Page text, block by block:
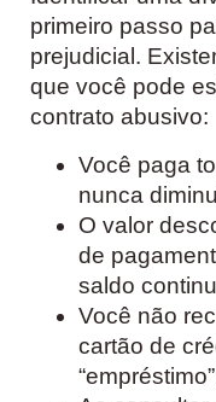
primeiro passo
prejudicial.
que você pode
contrato abusivo:
Você paga
nunca
O valor
de
saldo
Você não
cartão de